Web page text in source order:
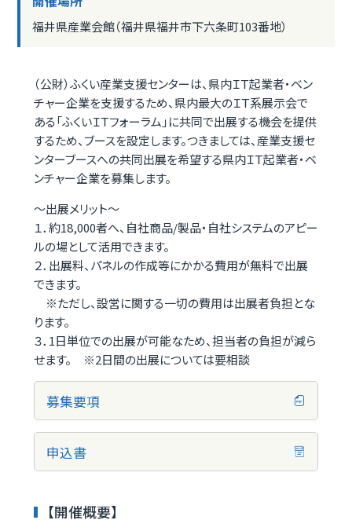
福井県産業会館（福井県福井市下六条町103番地）
（公財）ふくい産業支援センターは、県内ＩＴ起業者・ベン
チャー企業を支援するため、県内最大のＩＴ系展示会で
ある「ふくいＩＴフォーラム」に共同で出展する機会を提供
するため、ブースを設定します。つきましては、産業支援セ
ンターブースへの共同出展を希望する県内ＩＴ起業者・ベ
ンチャー企業を募集します。
～出展メリット～
１．約18,000者へ、自社商品/製品・自社システムのアピー
ルの場として活用できます。
２．出展料、パネルの作成等にかかる費用が無料で出展
できます。
※ただし、設営に関する一切の費用は出展者負担とな
ります。
３．1日単位での出展が可能なため、担当者の負担が減ら
せます。 ※2日間の出展については要相談
募集要項
申込書
【開催概要】